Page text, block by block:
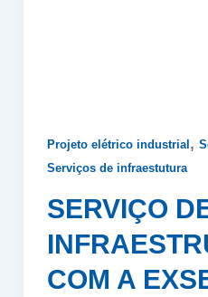
Projeto elétrico industrial,
Serviços de infraestutura
SERVIÇO
COM A